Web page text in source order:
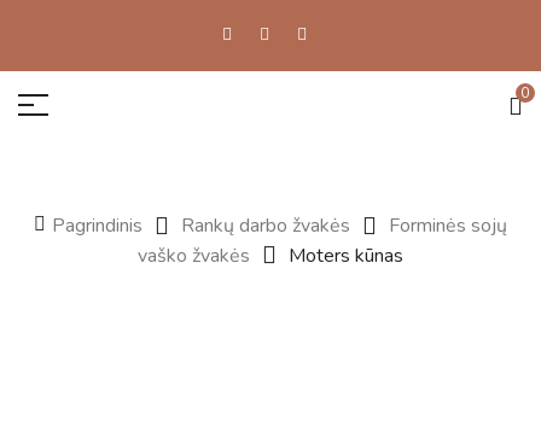
0
Pagrindinis Rankų darbo žvakės
Forminės sojų
vaško žvakės
Moters kūnas